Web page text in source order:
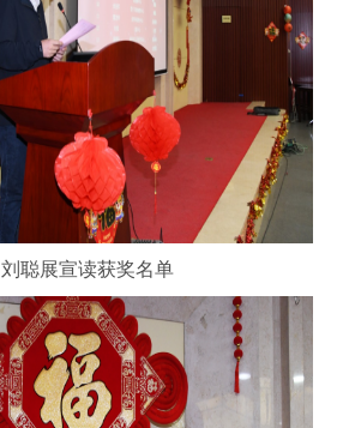
刘聪展宣读获奖名单